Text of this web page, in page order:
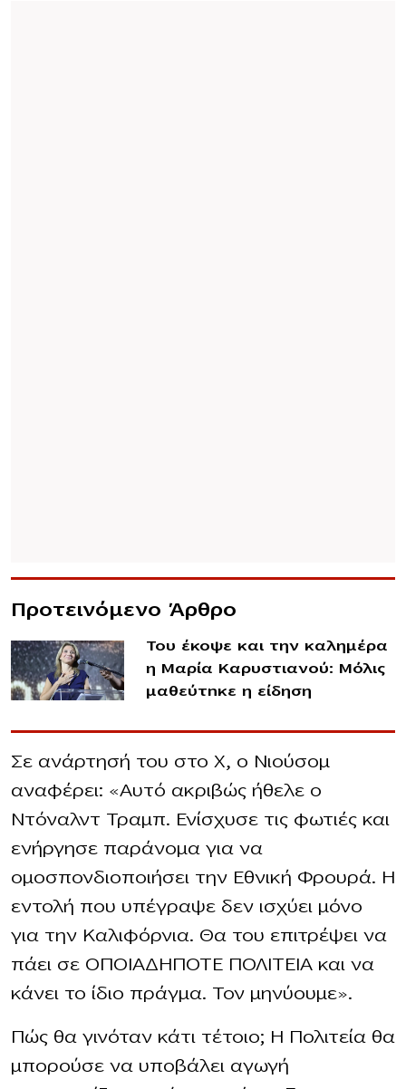
Προτεινόμενο Άρθρο
Του έκοψε και την καλημέρα
η Μαρία Καρυστιανού: Μόλις
μαθεύτnκε η είδηση
Σε ανάρτησή του στο X, ο Νιούσομ
αναφέρει: «Αυτό ακριβώς ήθελε ο
Ντόναλντ Τραμπ. Ενίσχυσε τις φωτιές και
ενήργησε παράνομα για να
ομοσπονδιοποιήσει την Εθνική Φρουρά. Η
εντολή που υπέγραψε δεν ισχύει μόνο
για την Καλιφόρνια. Θα του επιτρέψει να
πάει σε ΟΠΟΙΑΔΗΠΟΤΕ ΠΟΛΙΤΕΙΑ και να
κάνει το ίδιο πράγμα. Τον μηνύουμε».
Πώς θα γινόταν κάτι τέτοιο; Η Πολιτεία θα
μπορούσε να υποβάλει αγωγή